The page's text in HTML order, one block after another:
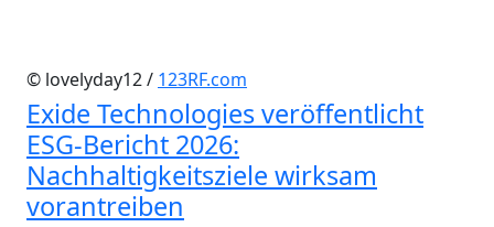
© lovelyday12 / 123RF.com
Exide Technologies veröffentlicht
ESG-Bericht 2026:
Nachhaltigkeitsziele wirksam
vorantreiben